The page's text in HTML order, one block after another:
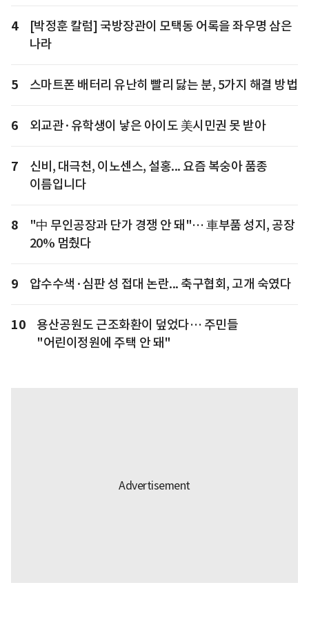
4
[박정훈 칼럼] 국방장관이 모택동 어록을 좌우명 삼은
나라
5 스마트폰 배터리 유난히 빨리 닳는 분, 5가지 해결 방법
6 외교관·유학생이 낳은 아이도 美시민권 못 받아
7
신비, 대극천, 이노센스, 설홍... 요즘 복숭아 품종
이름입니다
8
"中 무인공장과 단가 경쟁 안 돼"… 車부품 성지, 공장
20% 멈췄다
9 압수수색·심판 성 접대 논란... 축구협회, 고개 숙였다
10
용산공원도 근조화환이 덮었다… 주민들
"어린이정원에 주택 안 돼"